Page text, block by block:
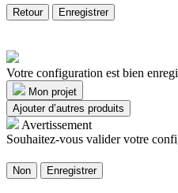
Retour Enregistrer
Votre configuration est bien
Mon projet
Ajouter d’autres produits
Avertissement
Souhaitez-vous valider votre
Non Enregistrer